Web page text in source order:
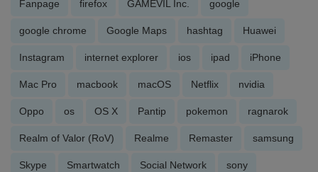
Fanpage firefox GAMEVIL Inc. google
google chrome Google Maps hashtag Huawei
Instagram internet explorer ios ipad iPhone
Mac Pro macbook macOS Netflix nvidia
Oppo os OS X Pantip pokemon ragnarok
Realm of Valor (RoV) Realme Remaster samsung
Skype Smartwatch Social Network sony